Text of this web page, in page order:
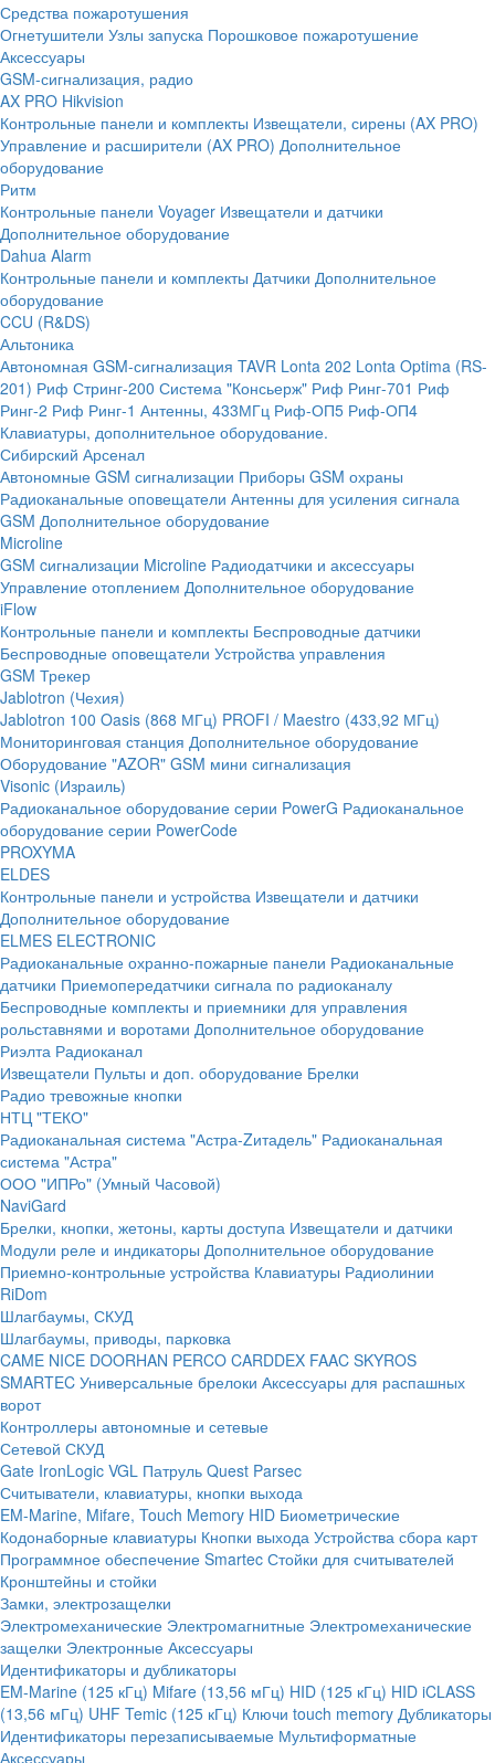
Средства пожаротушения
Огнетушители Узлы запуска Порошковое пожаротушение
Аксессуары
GSM-сигнализация, радио
AX PRO Hikvision
Контрольные панели и комплекты Извещатели, сирены (AX PRO)
Управление и расширители (AX PRO) Дополнительное
оборудование
Ритм
Контрольные панели Voyager Извещатели и датчики
Дополнительное оборудование
Dahua Alarm
Контрольные панели и комплекты Датчики Дополнительное
оборудование
CCU (R&DS)
Альтоника
Автономная GSM-сигнализация TAVR Lonta 202 Lonta Optima (RS-
201) Риф Стринг-200 Система "Консьерж" Риф Ринг-701 Риф
Ринг-2 Риф Ринг-1 Антенны, 433МГц Риф-ОП5 Риф-ОП4
Клавиатуры, дополнительное оборудование.
Сибирский Арсенал
Автономные GSM сигнализации Приборы GSM охраны
Радиоканальные оповещатели Антенны для усиления сигнала
GSM Дополнительное оборудование
Microline
GSM cигнализации Microline Радиодатчики и аксессуары
Управление отоплением Дополнительное оборудование
iFlow
Контрольные панели и комплекты Беспроводные датчики
Беспроводные оповещатели Устройства управления
GSM Трекер
Jablotron (Чехия)
Jablotron 100 Oasis (868 МГц) PROFI / Maestro (433,92 МГц)
Мониторинговая станция Дополнительное оборудование
Оборудование "AZOR" GSM мини сигнализация
Visonic (Израиль)
Радиоканальное оборудование серии PowerG Радиоканальное
оборудование серии PowerCode
PROXYMA
ELDES
Контрольные панели и устройства Извещатели и датчики
Дополнительное оборудование
ELMES ELECTRONIC
Радиоканальные охранно-пожарные панели Радиоканальные
датчики Приемопередатчики сигнала по радиоканалу
Беспроводные комплекты и приемники для управления
рольставнями и воротами Дополнительное оборудование
Риэлта Радиоканал
Извещатели Пульты и доп. оборудование Брелки
Радио тревожные кнопки
НТЦ "ТЕКО"
Радиоканальная система "Астра-Zитадель" Радиоканальная
система "Астра"
ООО "ИПРо" (Умный Часовой)
NaviGard
Брелки, кнопки, жетоны, карты доступа Извещатели и датчики
Модули реле и индикаторы Дополнительное оборудование
Приемно-контрольные устройства Клавиатуры Радиолинии
RiDom
Шлагбаумы, СКУД
Шлагбаумы, приводы, парковка
CAME NICE DOORHAN PERCO CARDDEX FAAC SKYROS
SMARTEC Универсальные брелоки Аксессуары для распашных
ворот
Контроллеры автономные и сетевые
Сетевой СКУД
Gate IronLogic VGL Патруль Quest Parsec
Считыватели, клавиатуры, кнопки выхода
EM-Marine, Mifare, Touch Memory HID Биометрические
Кодонаборные клавиатуры Кнопки выхода Устройства сбора карт
Программное обеспечение Smartec Стойки для считывателей
Кронштейны и стойки
Замки, электрозащелки
Электромеханические Электромагнитные Электромеханические
защелки Электронные Аксессуары
Идентификаторы и дубликаторы
EM-Marine (125 кГц) Mifare (13,56 мГц) HID (125 кГц) HID iCLASS
(13,56 мГц) UHF Temic (125 кГц) Ключи touch memory Дубликаторы
Идентификаторы перезаписываемые Мультиформатные
Аксессуары